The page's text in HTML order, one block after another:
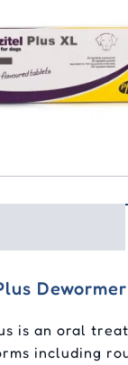
is an oral
including